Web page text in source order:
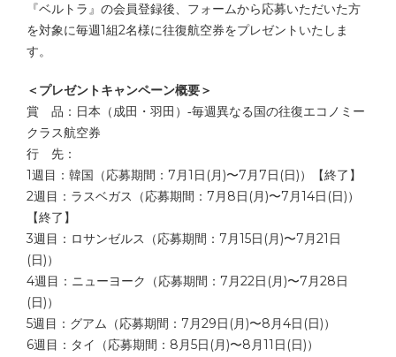
『ベルトラ』の会員登録後、フォームから応募いただいた方
を対象に毎週1組2名様に往復航空券をプレゼントいたしま
す。
＜プレゼントキャンペーン概要＞
賞 品：日本（成田・羽田）‐毎週異なる国の往復エコノミー
クラス航空券
行 先：
1週目：韓国（応募期間：7月1日(月)〜7月7日(日)）【終了】
2週目：ラスベガス（応募期間：7月8日(月)〜7月14日(日)）
【終了】
3週目：ロサンゼルス（応募期間：7月15日(月)〜7月21日
(日)）
4週目：ニューヨーク（応募期間：7月22日(月)〜7月28日
(日)）
5週目：グアム（応募期間：7月29日(月)〜8月4日(日)）
6週目：タイ（応募期間：8月5日(月)〜8月11日(日)）